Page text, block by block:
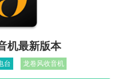
机最新版本
台 龙卷风收音机